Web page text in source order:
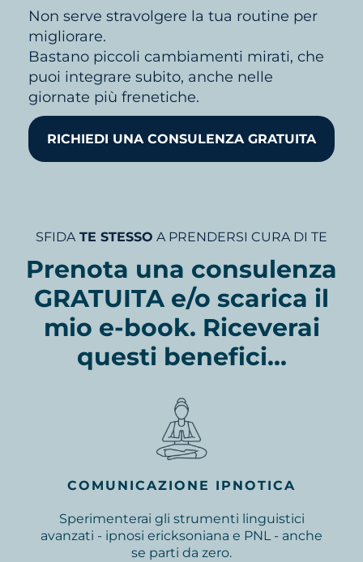
Non serve stravolgere la tua routine per
migliorare.
Bastano piccoli cambiamenti mirati, che
puoi integrare subito, anche nelle
giornate più frenetiche.
RICHIEDI UNA CONSULENZA GRATUITA
SFIDATE STESSO A PRENDERSI CURA DI TE
Prenota una consulenza
GRATUITA e/o scarica il
mio e-book. Riceverai
questi benefici...
COMUNICAZIONE IPNOTICA
Sperimenterai gli strumenti linguistici
avanzati - ipnosi ericksoniana e PNL - anche
se parti da zero.